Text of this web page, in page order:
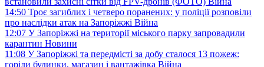
14:50 Троє загиблих і четверо поранених: у поліції розповіли
про наслідки атак на Запоріжжі Війна
12:07 У Запоріжжі на території міського парку запровадили
карантин Новини
11:08 У Запоріжжі та передмісті за добу сталося 13 пожеж:
горіли будинки, магазин і вантажівка Війна